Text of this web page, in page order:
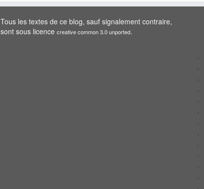
Tous les textes de ce blog, sauf signalement contraire,
sont sous licence creative common 3.0 unported.